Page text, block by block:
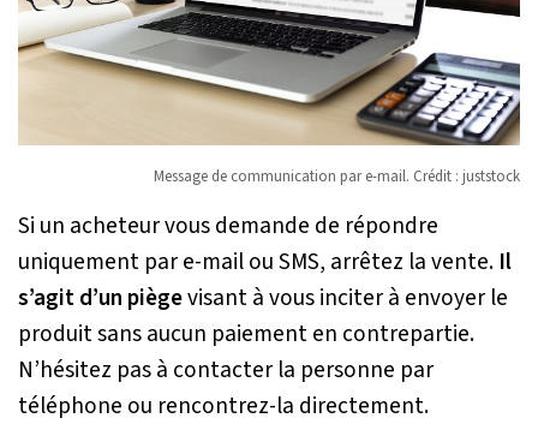
Message de communication par e-mail. Crédit : juststock
Si un acheteur vous demande de répondre
uniquement par e-mail ou SMS, arrêtez la vente. Il
s’agit d’un piègevisant à vous inciter à envoyer le
produit sans aucun paiement en contrepartie.
N’hésitez pas à contacter la personne par
téléphone ou rencontrez-la directement.